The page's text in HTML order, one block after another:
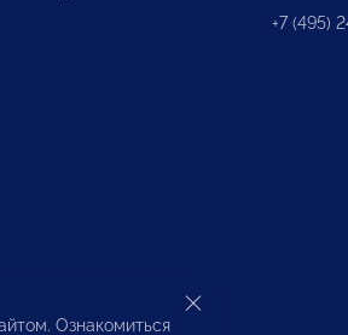
+7 (495)
Ознакомиться